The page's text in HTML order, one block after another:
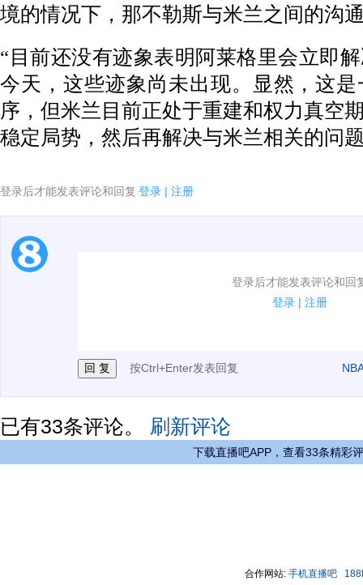
境的情况下，那不勒斯与米兰之间的沟
“目前还没有迹象表明阿莱格里会立即
今天，这些迹象尚未出现。显然，这
序，但米兰目前正处于重建和权力真空
稳定局势，然后再解决与米兰相关的问
登录后才能发表评论和回复 登录 | 注册
登录后才能发表评论和回
登录 | 注册
1.电脑端新用户可以发表评论了！
按Ctrl+Enter发表回复
已有33条评论。 刷新评论
下载直播吧APP，查看33条精彩
合作网站: 手机直播吧